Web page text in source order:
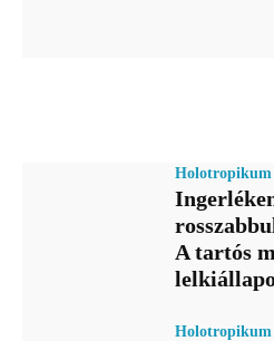
Holotropikum
A tartós
Holotropikum